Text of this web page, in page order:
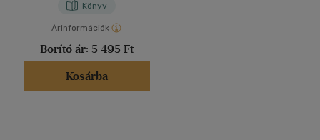
Könyv
Árinformációk
Borító ár: 5 495 Ft
Kosárba